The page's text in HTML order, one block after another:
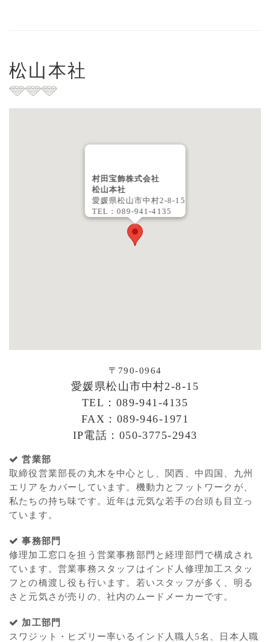
松山本社
村田宝飾株式会社
松山本社
愛媛県松山市中村2-8-15
TEL：089-941-4135
〒790-0964
愛媛県松山市中村2-8-15
TEL：089-941-4135
FAX：089-946-1971
IP電話：050-3775-2943
営業部
取締役営業部長の丸木を中心とし、関西、中四国、九州
エリアをカバーしています。機動力とフットワークが、
私たちの持ち味です。近年は元気な若手の台頭も目立っ
ています。
事務部門
修理加工窓口を担う営業事務部門と経理部門で構成され
ています。営業事務スタッフはインド人修理加工スタッ
フとの橋渡し役も行います。若いスタッフが多く、明る
さと元気さが売りの、社内のムードメーカーです。
加工部門
スワジット・ヒズリー率いるインド人職人5名、日本人職